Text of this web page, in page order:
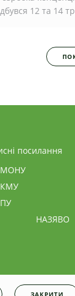
12 та 14
посилання
МОНУ
КМУ
ПУ
НАЗЯВО
ЗАКРИТИ